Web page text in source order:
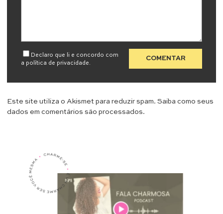
Declaro que li e concordo com
a política de privacidade.
Este site utiliza o Akismet para reduzir spam. Saiba como seus
dados em comentários são processados.